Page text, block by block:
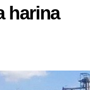
harina